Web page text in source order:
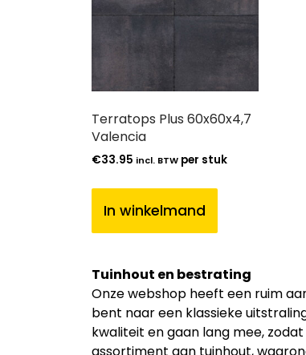
Terratops Plus 60x60x4,7
Valencia
€33.95 incl. BTW per stuk
In winkelmand
Tuinhout en bestrating
Onze webshop heeft een ruim
bent naar een klassieke
kwaliteit en gaan lang mee,
assortiment aan tuinhout,